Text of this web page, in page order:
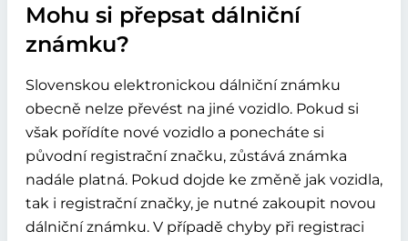
Mohu si přepsat dálniční
známku?
Slovenskou elektronickou dálniční známku
obecně nelze převést na jiné vozidlo. Pokud si
však pořídíte nové vozidlo a ponecháte si
původní registrační značku, zůstává známka
nadále platná. Pokud dojde ke změně jak vozidla,
tak i registrační značky, je nutné zakoupit novou
dálniční známku. V případě chyby při registraci